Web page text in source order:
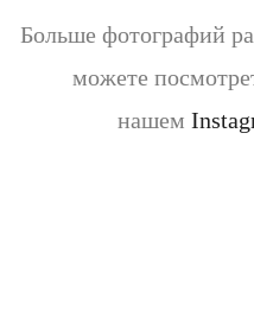
Больше фотографий
можете
нашем